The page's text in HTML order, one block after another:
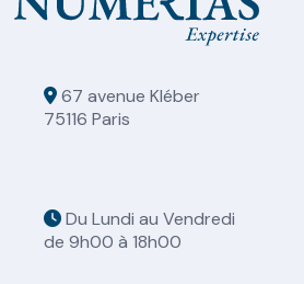
67 avenue Kléber
75116 Paris
Du Lundi au Vendredi
de 9h00 à 18h00